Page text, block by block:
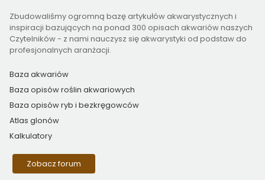
Zbudowaliśmy ogromną bazę artykułów akwarystycznych i
inspiracji bazujących na ponad 300 opisach akwariów naszych
Czytelników - z nami nauczysz się akwarystyki od podstaw do
profesjonalnych aranżacji.
Baza akwariów
Baza opisów roślin akwariowych
Baza opisów ryb i bezkręgowców
Atlas glonów
Kalkulatory
Zobacz forum